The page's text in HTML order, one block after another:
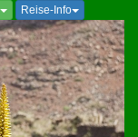
Reise-Info